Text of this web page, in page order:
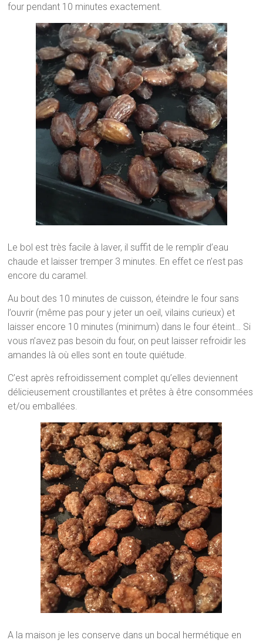
four pendant 10 minutes exactement.
Le bol est très facile à laver, il suffit de le remplir d’eau
chaude et laisser tremper 3 minutes. En effet ce n’est pas
encore du caramel.
Au bout des 10 minutes de cuisson, éteindre le four sans
l’ouvrir (même pas pour y jeter un oeil, vilains curieux) et
laisser encore 10 minutes (minimum) dans le four éteint… Si
vous n’avez pas besoin du four, on peut laisser refroidir les
amandes là où elles sont en toute quiétude.
C’est après refroidissement complet qu’elles deviennent
délicieusement croustillantes et prêtes à être consommées
et/ou emballées.
A la maison je les conserve dans un bocal hermétique en